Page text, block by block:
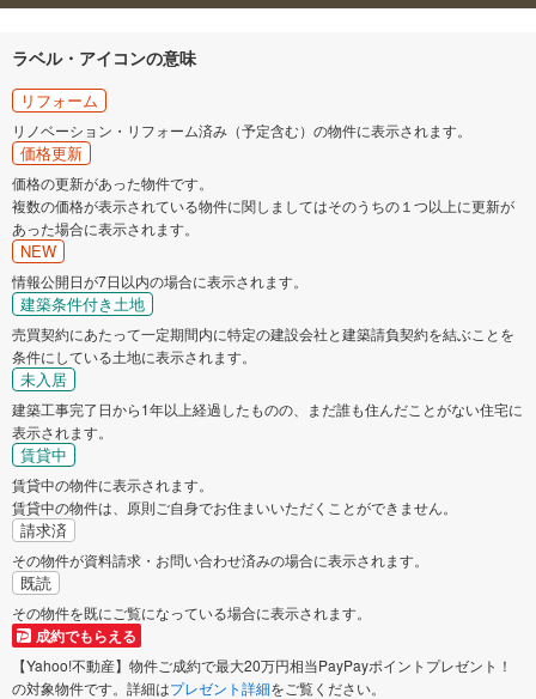
ラベル・アイコンの意味
リフォーム
リノベーション・リフォーム済み（予定含む）の物件に表示されます。
価格更新
価格の更新があった物件です。
複数の価格が表示されている物件に関しましてはそのうちの１つ以上に更新が
あった場合に表示されます。
NEW
情報公開日が7日以内の場合に表示されます。
建築条件付き土地
売買契約にあたって一定期間内に特定の建設会社と建築請負契約を結ぶことを
条件にしている土地に表示されます。
未入居
建築工事完了日から1年以上経過したものの、まだ誰も住んだことがない住宅に
表示されます。
賃貸中
賃貸中の物件に表示されます。
賃貸中の物件は、原則ご自身でお住まいいただくことができません。
請求済
その物件が資料請求・お問い合わせ済みの場合に表示されます。
既読
その物件を既にご覧になっている場合に表示されます。
成約でもらえる
【Yahoo!不動産】物件ご成約で最大20万円相当PayPayポイントプレゼント！
の対象物件です。詳細はプレゼント詳細をご覧ください。